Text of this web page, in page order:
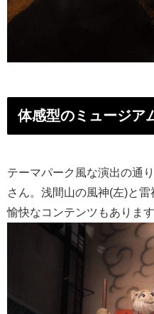
体感型のミュージア
テーマパーク風な演出の通
さん。浅間山の風神(左)と
愉快なコンテンツもあります